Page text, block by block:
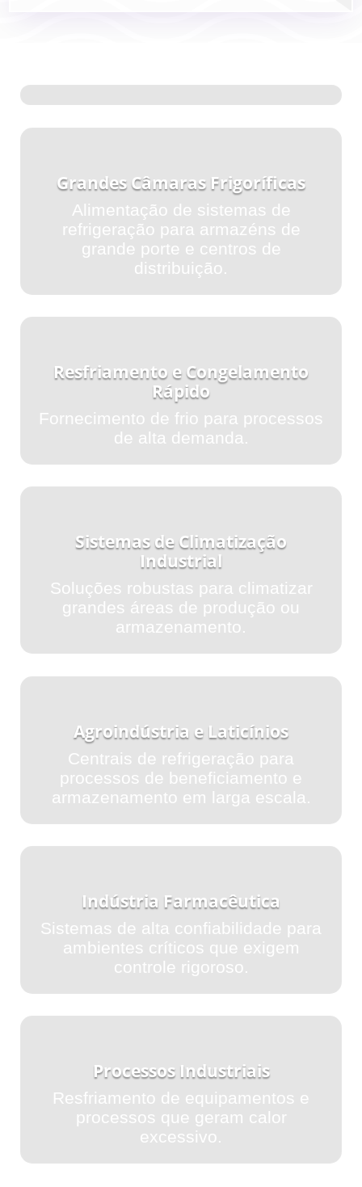
Grandes Câmaras Frigoríficas
Alimentação de sistemas de
refrigeração para armazéns de
grande porte e centros de
distribuição.
Resfriamento e Congelamento
Rápido
Fornecimento de frio para processos
de alta demanda.
Sistemas de Climatização
Industrial
Soluções robustas para climatizar
grandes áreas de produção ou
armazenamento.
Agroindústria e Laticínios
Centrais de refrigeração para
processos de beneficiamento e
armazenamento em larga escala.
Indústria Farmacêutica
Sistemas de alta confiabilidade para
ambientes críticos que exigem
controle rigoroso.
Processos Industriais
Resfriamento de equipamentos e
processos que geram calor
excessivo.